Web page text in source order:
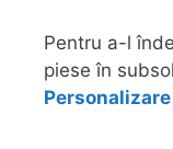
Pentru a-l
piese în